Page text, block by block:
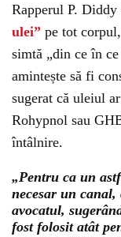
Rapperul P.
ulei” pe tot
simtă „din ce în
amintește să fi
sugerat că uleiul
Rohypnol sau
întâlnire.
„Pentru ca un
necesar un
avocatul,
fost folosit atât